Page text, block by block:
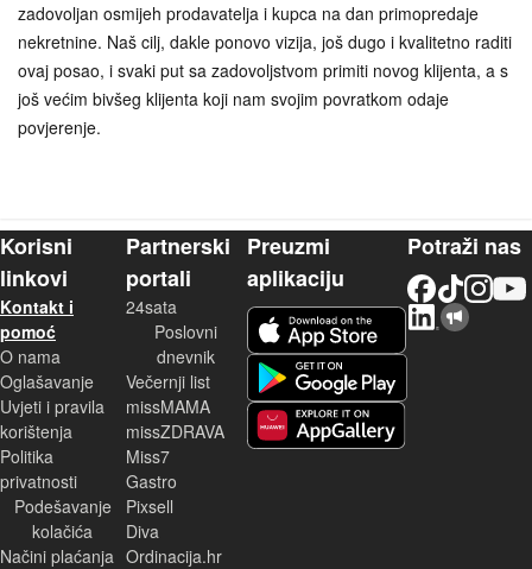
zadovoljan osmijeh prodavatelja i kupca na dan primopredaje
nekretnine. Naš cilj, dakle ponovo vizija, još dugo i kvalitetno raditi
ovaj posao, i svaki put sa zadovoljstvom primiti novog klijenta, a s
još većim bivšeg klijenta koji nam svojim povratkom odaje
povjerenje.
Korisni
linkovi
Kontakt i
pomoć
O nama
Oglašavanje
Uvjeti i pravila
korištenja
Politika
privatnosti
Podešavanje
kolačića
Načini plaćanja
Partnerski
portali
24sata
Poslovni
dnevnik
Večernji list
missMAMA
missZDRAVA
Miss7
Gastro
Pixsell
Diva
Ordinacija.hr
Preuzmi
aplikaciju
Potraži nas